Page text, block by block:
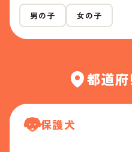
男の子 女の子
都道
保護犬